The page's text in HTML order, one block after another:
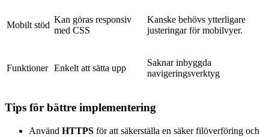
Mobilt stöd
Kan göras responsiv
med CSS
Kanske behövs ytterligare
justeringar för mobilvyer.
Funktioner Enkelt att sätta upp
Saknar inbyggda
navigeringsverktyg
Tips för bättre implementering
Använd HTTPS för att säkerställa en säker filöverföring och